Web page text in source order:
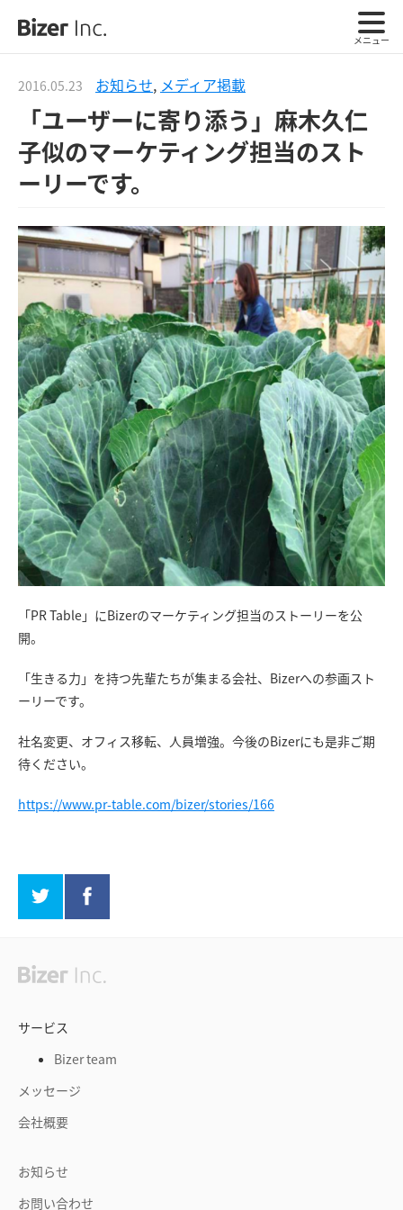
メニュー
2016.05.23 お知らせ, メディア掲載
「ユーザーに寄り添う」麻木久仁
子似のマーケティング担当のスト
ーリーです。
「PR Table」にBizerのマーケティング担当のストーリーを公
開。
「生きる力」を持つ先輩たちが集まる会社、Bizerへの参画スト
ーリーです。
社名変更、オフィス移転、人員増強。今後のBizerにも是非ご期
待ください。
https://www.pr-table.com/bizer/stories/166
サービス
Bizer team
メッセージ
会社概要
お知らせ
お問い合わせ